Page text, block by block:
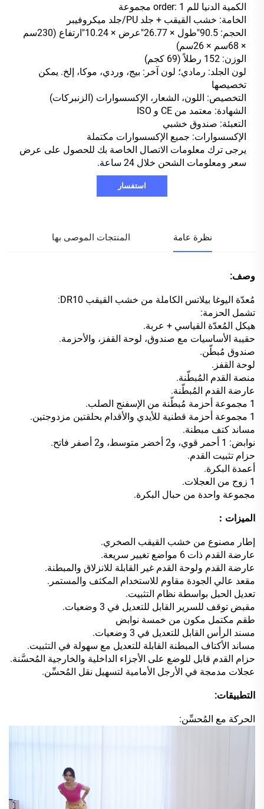
الكمية الدنيا للم order: 1 مجموعة
الخامة: خشب القيقب + جلد PU/جلد ميكروفيبر
الحجم: 90.5"طول × 26.77"عرض × 10.24"ارتفاع (230سم
× 68سم × 26سم)
الوزن: 152 رطلاً (69 كجم)
لون الجلد: رمادي؛ لون آخر: بيج، وردي، موكا، إلخ. يمكن
تخصيصها
التخصيص: اللون، الشعار، الإكسسوارات (الزنبركات)
الشهادة: معتمد من CE و ISO
التعبئة: صندوق خشبي
الإكسسوارات: جميع الإكسسوارات مكتملة
يرجى ترك معلومات الاتصال الخاصة بك للحصول على عرض
سعر ومعلومات الشحن خلال 24 ساعة.
استفسار
نظرة عامة المنتجات الموصى بها
وصف:
مُعدّة اليوغا بيلاتس الكاملة من خشب القيقب DR10:
تشمل الحزمة:
هيكل المُعدّة القياسي + عربة.
حقيبة الأساسيات مع صندوق، لوحة القفز، والأحزمة.
صندوق مُبطّن.
لوحة القفز.
منصة القدم المُبطّنة.
عارضة القدم المُبطّنة.
1 مجموعة أحزمة مُبطّنة من الإسفنج الصلب.
1 مجموعة أحزمة قطنية للأيدي والأقدام بحلقتين مزدوجتين.
مساند كتف مبطنة.
نوابض: 1 أحمر قوي، و2 أخضر متوسط، و2 أصفر فاتح.
حزام تثبيت القدم.
أعمدة البكرة.
1 زوج من العجلات.
مجموعة واحدة من حبال البكرة.
الميزات：
إطار مصنوع من خشب القيقب الصخري.
عارضة القدم ذات 6 مواضع تغيير سريعة.
عارضة القدم ولوحة القدم غير القابلة للانزلاق والمبطنة.
مقعد عالي الجودة مقاوم للاستخدام المكثف والمستمر.
تعديل الحبل بواسطة نظام التثبيت.
مقبض توقف للسرير القابل للتعديل في 3 وضعيات.
طقم مكتمل مكون من خمسة نوابض
مسند الرأس القابل للتعديل في 3 وضعيات.
مساند الأكتاف المبطنة القابلة للتعديل مع سهولة في التثبيت.
حزام القدم قابل للوضع على الأجزاء الداخلية والخارجية المُحسَّنة.
عجلات مدمجة في الأرجل الأمامية لتسهيل نقل المُحسِّن.
التطبيقات:
الحركة مع المُحسِّن: